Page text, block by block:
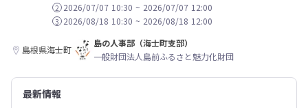
2 2026/07/07 10:30 ~ 2026/07/07 12:00
3 2026/08/18 10:30 ~ 2026/08/18 12:00
島根県海士町
島の人事部（海士町支部）
一般財団法人島前ふるさと魅力化財団
最新情報